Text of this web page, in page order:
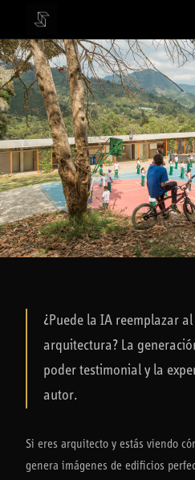
FLUJO DE TRABAJO
La
frente a la
¿Puede la IA reemplazar
arquitectura? La
poder testimonial y la
autor.
Si eres arquitecto y estás viendo
genera imágenes de edificios